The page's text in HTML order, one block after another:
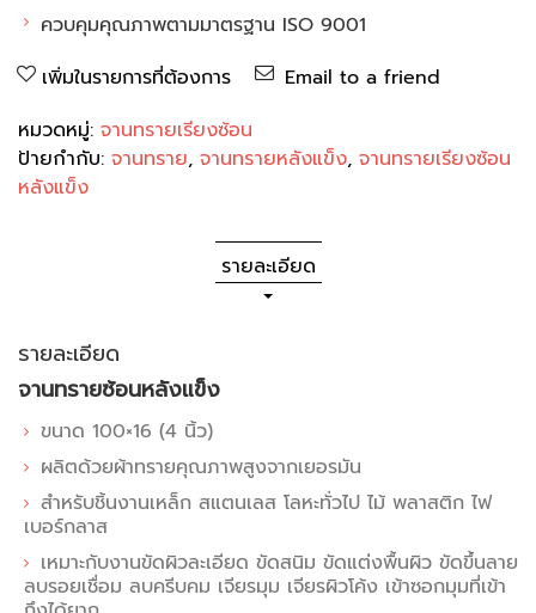
ควบคุมคุณภาพตามมาตรฐาน ISO 9001
เพิ่มในรายการที่ต้องการ
Email to a friend
หมวดหมู่: จานทรายเรียงซ้อน
ป้ายกำกับ: จานทราย, จานทรายหลังแข็ง, จานทรายเรียงซ้อน
หลังแข็ง
รายละเอียด
รายละเอียด
จานทรายซ้อนหลังแข็ง
ขนาด 100×16 (4 นิ้ว)
ผลิตด้วยผ้าทรายคุณภาพสูงจากเยอรมัน
สำหรับชิ้นงานเหล็ก สแตนเลส โลหะทั่วไป ไม้ พลาสติก ไฟ
เบอร์กลาส
เหมาะกับงานขัดผิวละเอียด ขัดสนิม ขัดแต่งพื้นผิว ขัดขึ้นลาย
ลบรอยเชื่อม ลบครีบคม เจียรมุม เจียรผิวโค้ง เข้าซอกมุมที่เข้า